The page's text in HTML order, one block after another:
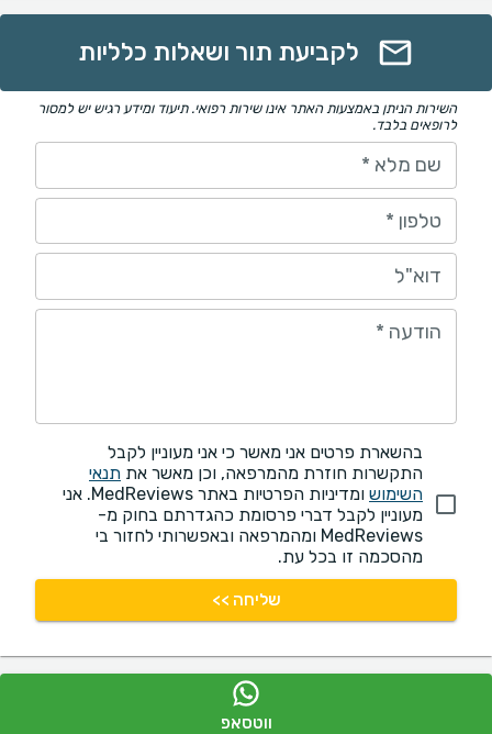
לקביעת תור ושאלות כלליות
השירות הניתן באמצעות האתר אינו שירות רפואי. תיעוד ומידע רגיש יש למסור
לרופאים בלבד.
שם מלא *
טלפון *
דוא"ל
הודעה *
בהשארת פרטים אני מאשר כי אני מעוניין לקבל
התקשרות חוזרת מהמרפאה, וכן מאשר את תנאי
השימוש
ומדיניות הפרטיות באתר MedReviews. אני
מעוניין לקבל דברי פרסומת כהגדרתם בחוק מ-
MedReviews ומהמרפאה ובאפשרותי לחזור בי
מהסכמה זו בכל עת.
שליחה >>
ווטסאפ